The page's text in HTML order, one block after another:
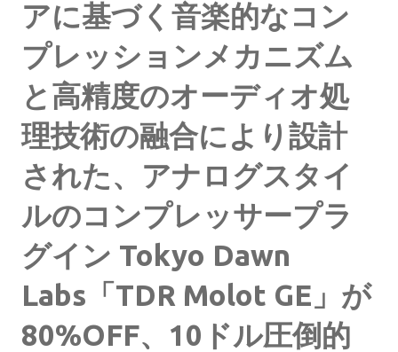
アに基づく音楽的なコン
プレッションメカニズム
と高精度のオーディオ処
理技術の融合により設計
された、アナログスタイ
ルのコンプレッサープラ
グイン Tokyo Dawn
Labs「TDR Molot GE」が
80%OFF、10ドル圧倒的